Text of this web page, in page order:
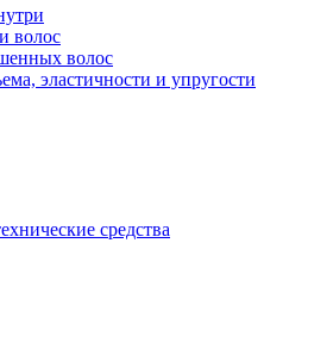
волос
волос
эластичности и упругости
средства